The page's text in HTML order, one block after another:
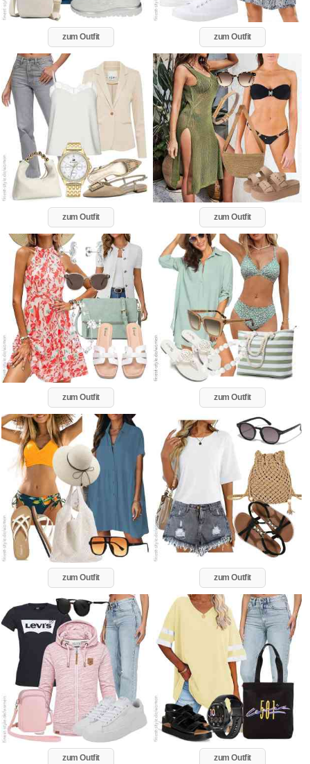
zum Outfit zum Outfit
zum Outfit zum Outfit
zum Outfit zum Outfit
zum Outfit zum Outfit
zum Outfit zum Outfit